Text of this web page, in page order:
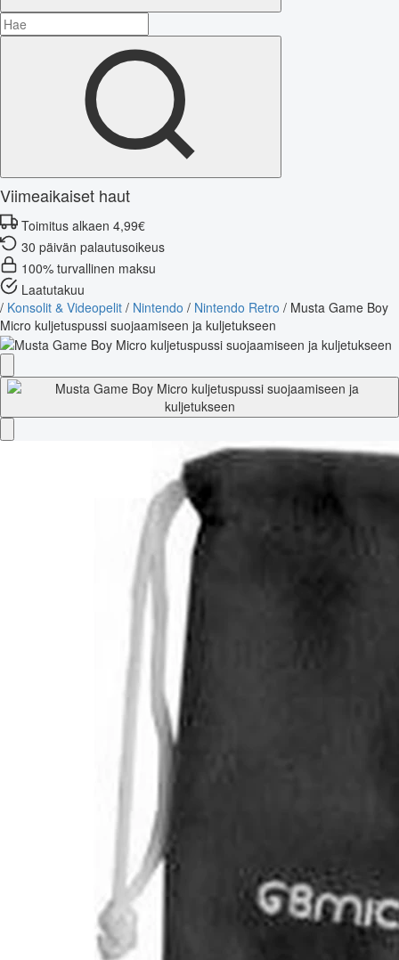
Viimeaikaiset haut
Toimitus alkaen 4,99€
30 päivän palautusoikeus
100% turvallinen maksu
Laatutakuu
/ Konsolit & Videopelit / Nintendo / Nintendo Retro / Musta Game Boy
Micro kuljetuspussi suojaamiseen ja kuljetukseen